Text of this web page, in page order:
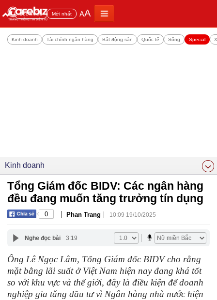
Đọc nhiều Mới nhất AA
Kinh doanh Tài chính ngân hàng Bất động sản Quốc tế Sống Special
Kinh doanh
Tổng Giám đốc BIDV: Các ngân hàng
đều đang muốn tăng trưởng tín dụng
0 | Phan Trang | 10:09 19/10/2025
Nghe đọc bài 3:19
Ông Lê Ngọc Lâm, Tổng Giám đốc BIDV cho rằng
mặt bằng lãi suất ở Việt Nam hiện nay đang khá tốt
so với khu vực và thế giới, đây là điều kiện để doanh
nghiệp gia tăng đầu tư vì Ngân hàng nhà nước hiện